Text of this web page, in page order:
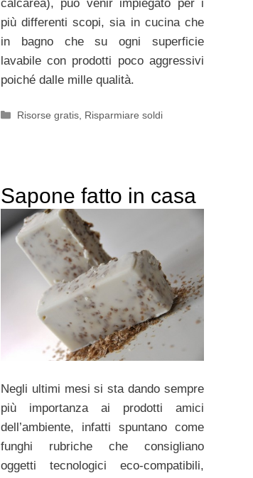
calcarea), può venir impiegato per i
più differenti scopi, sia in cucina che
in bagno che su ogni superficie
lavabile con prodotti poco aggressivi
poiché dalle mille qualità.
Categorie
Risorse gratis Risparmiare soldi
Sapone fatto in casa
Negli ultimi mesi si sta dando sempre
più importanza ai prodotti amici
dell’ambiente, infatti spuntano come
funghi rubriche che consigliano
oggetti tecnologici eco-compatibili,